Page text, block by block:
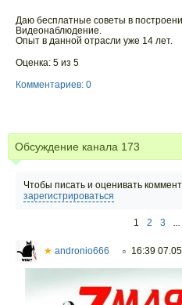
Даю бесплатные советы в
Видеонаблюдение.
Опыт в данной отрасли уже 14 лет.
Оценка: 5 из 5
Комментариев: 0
Обсуждение канала 173
Чтобы писать и оценивать
зарегистрироваться
1 2 3 ...
★ andronio666 ○ 16:39